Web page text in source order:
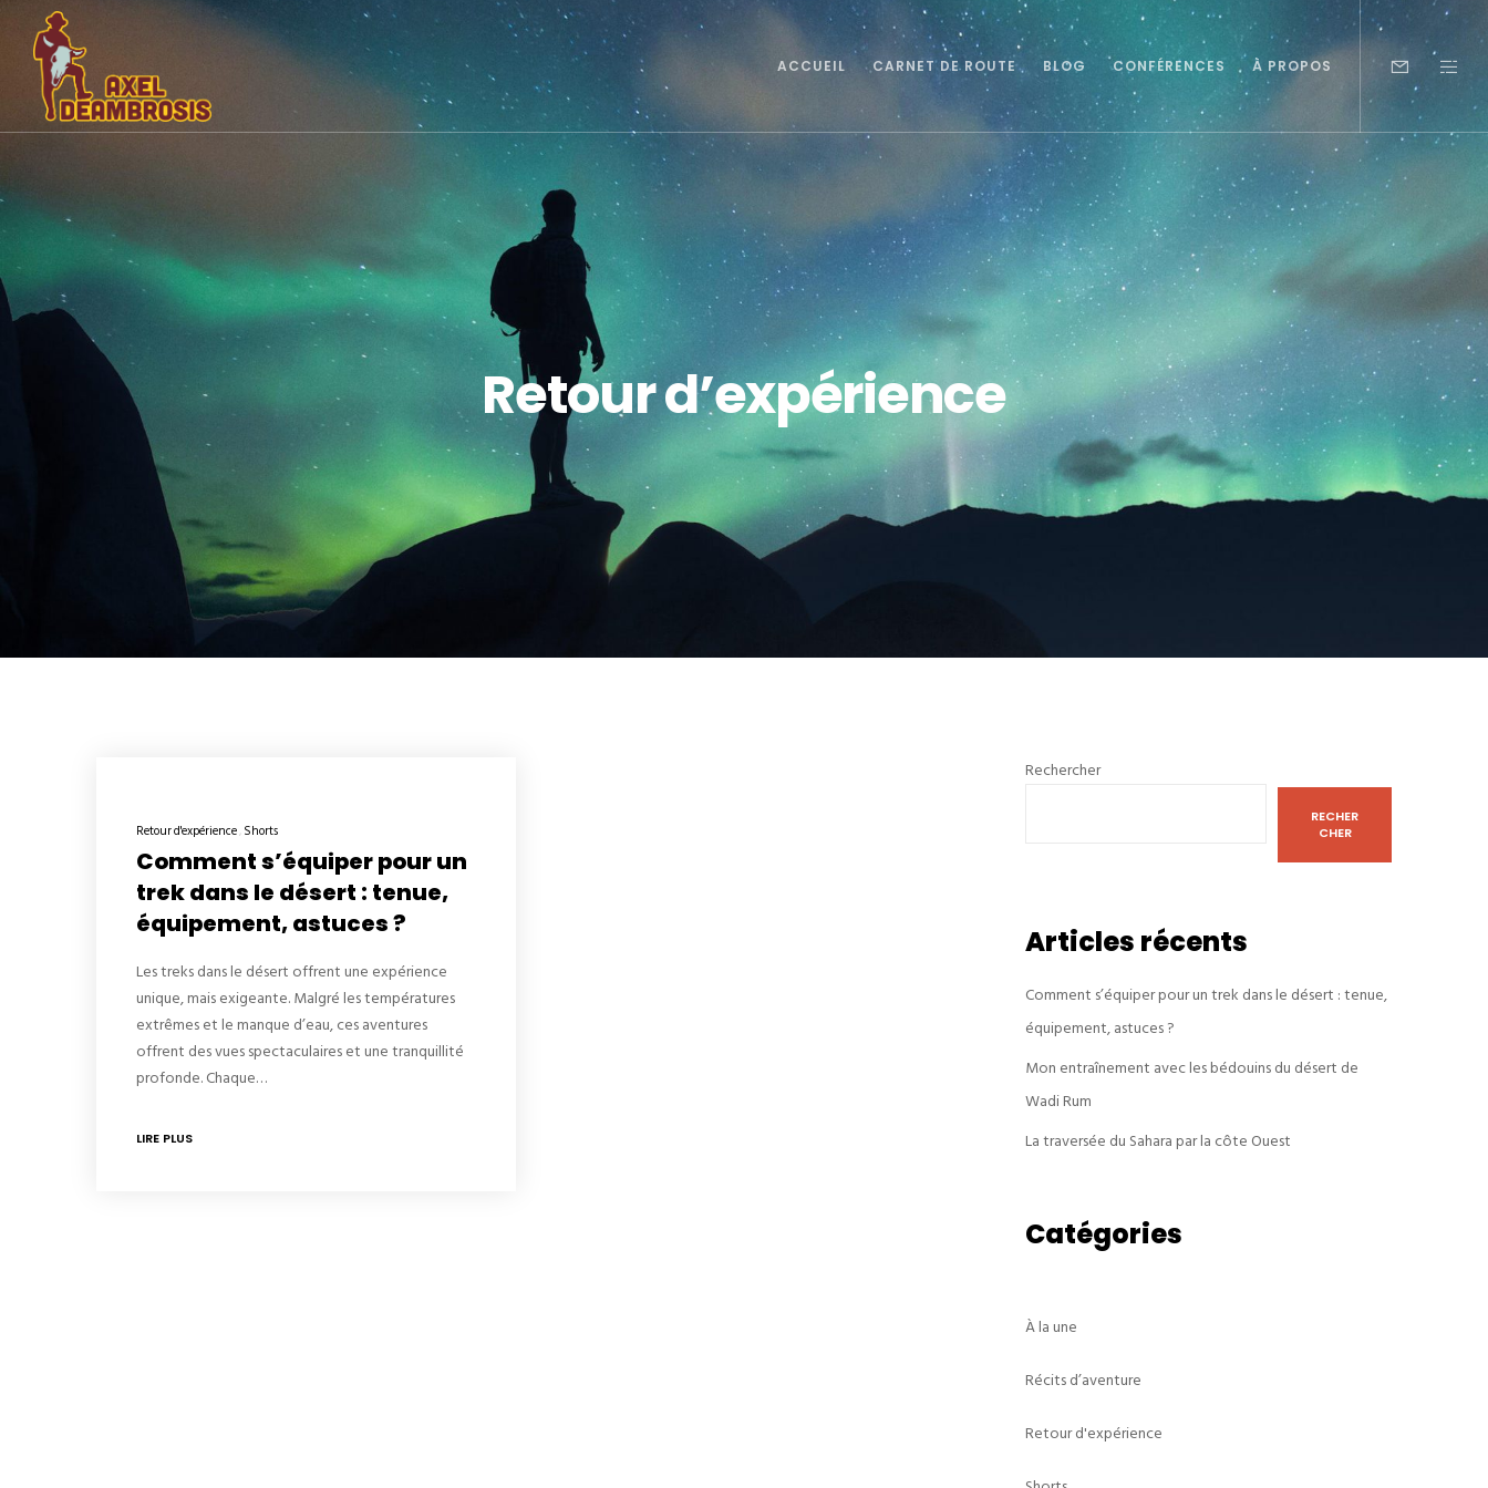
ACCUEIL CARNET DE ROUTE BLOG CONFÉRENCES À PROPOS
Retour d’expérience
Retour d'expérience Shorts
Comment s’équiper pour un
trek dans le désert : tenue,
équipement, astuces ?
Les treks dans le désert offrent une expérience
unique, mais exigeante. Malgré les températures
extrêmes et le manque d’eau, ces aventures
offrent des vues spectaculaires et une tranquillité
profonde. Chaque…
LIRE PLUS
Rechercher
RECHER
CHER
Articles récents
Comment s’équiper pour un trek dans le désert : tenue,
équipement, astuces ?
Mon entraînement avec les bédouins du désert de
Wadi Rum
La traversée du Sahara par la côte Ouest
Catégories
À la une
Récits d’aventure
Retour d'expérience